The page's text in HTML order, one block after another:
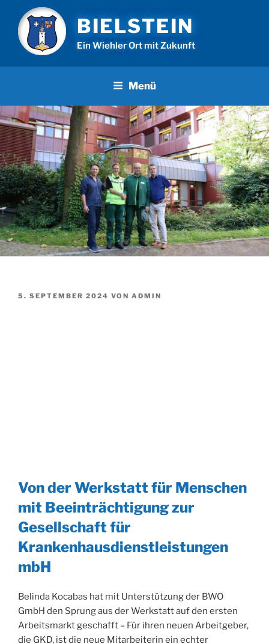
Inhalt
springen
BIELSTEIN
Ein Wiehler Ort mit Zukunft
Menü
VERÖFFENTLICHT
5. SEPTEMBER 2024 VON ADMIN
Von der Werkstatt für Menschen
mit Beeinträchtigung zur
Gesellschaft für
Krankenhausdienstleistungen
mbH
Belinda Kocabas hat mit Unterstützung der BWO
GmbH den Sprung aus der Werkstatt auf den ersten
Arbeitsmarkt geschafft – Für ihren neuen Arbeitgeber,
die GKD, ist die neue Mitarbeiterin ein echter